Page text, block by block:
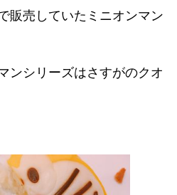
販売していたミニオンマン
ンシリーズはさすがのクオ